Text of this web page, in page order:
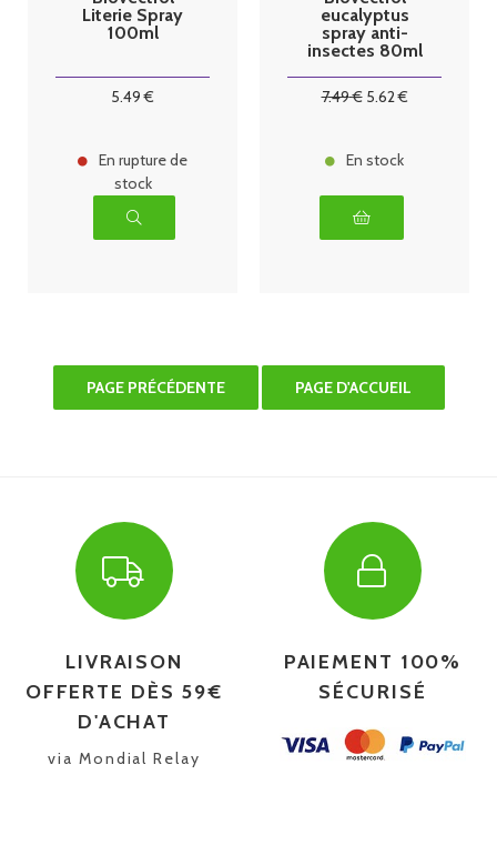
Literie Spray
100ml
5.49 €
En rupture de
stock
eucalyptus
spray anti-
insectes 80ml
7.49€ 5.62€
En stock
LIVRAISON
OFFERTE DÈS 59€
D'ACHAT
via Mondial Relay
PAIEMENT 100%
SÉCURISÉ